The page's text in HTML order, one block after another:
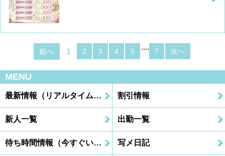
前へ 1 2 3 4 5 .... 7 次へ
MENU
最新情報（リアルタイム速報） 割引情報
新人一覧 出勤一覧
待ち時間情報（今すぐいける娘） 写メ日記